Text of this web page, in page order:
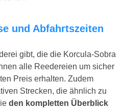
gibt, die die Korcula-Sobra
alle Reedereien um sicher
Preis erhalten. Zudem
Strecken, die ähnlich zu
den kompletten Überblick